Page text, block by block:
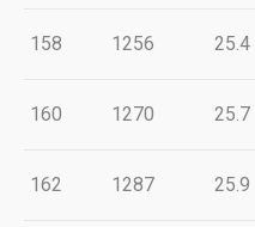
158 1256 25.4
160 1270 25.7
162 1287 25.9